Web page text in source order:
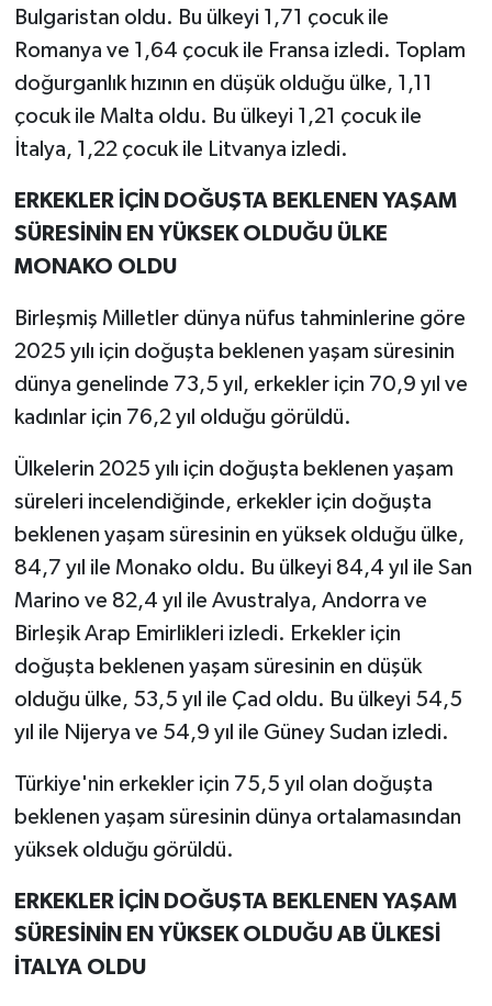
Bulgaristan oldu. Bu ülkeyi 1,71 çocuk ile
Romanya ve 1,64 çocuk ile Fransa izledi. Toplam
doğurganlık hızının en düşük olduğu ülke, 1,11
çocuk ile Malta oldu. Bu ülkeyi 1,21 çocuk ile
İtalya, 1,22 çocuk ile Litvanya izledi.
ERKEKLER İÇİN DOĞUŞTA BEKLENEN YAŞAM
SÜRESİNİN EN YÜKSEK OLDUĞU ÜLKE
MONAKO OLDU
Birleşmiş Milletler dünya nüfus tahminlerine göre
2025 yılı için doğuşta beklenen yaşam süresinin
dünya genelinde 73,5 yıl, erkekler için 70,9 yıl ve
kadınlar için 76,2 yıl olduğu görüldü.
Ülkelerin 2025 yılı için doğuşta beklenen yaşam
süreleri incelendiğinde, erkekler için doğuşta
beklenen yaşam süresinin en yüksek olduğu ülke,
84,7 yıl ile Monako oldu. Bu ülkeyi 84,4 yıl ile San
Marino ve 82,4 yıl ile Avustralya, Andorra ve
Birleşik Arap Emirlikleri izledi. Erkekler için
doğuşta beklenen yaşam süresinin en düşük
olduğu ülke, 53,5 yıl ile Çad oldu. Bu ülkeyi 54,5
yıl ile Nijerya ve 54,9 yıl ile Güney Sudan izledi.
Türkiye'nin erkekler için 75,5 yıl olan doğuşta
beklenen yaşam süresinin dünya ortalamasından
yüksek olduğu görüldü.
ERKEKLER İÇİN DOĞUŞTA BEKLENEN YAŞAM
SÜRESİNİN EN YÜKSEK OLDUĞU AB ÜLKESİ
İTALYA OLDU